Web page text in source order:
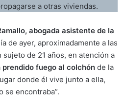
a otras viviendas.
abogada asistente de la
de ayer, aproximadamente a las
de 21 años, en atención a
prendido fuego al colchón de la
donde él vive junto a ella,
se encontraba”.